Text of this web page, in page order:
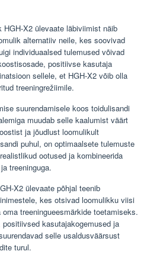
X2 ülevaate läbiviimist näib
alternatiiv neile, kes soovivad
individuaalsed tulemused võivad
positiivse kasutaja
sellele, et HGH-X2 võib olla
treeningrežiimile.
suurendamisele koos toidulisandi
muudab selle kaalumist väärt
ja jõudlust loomulikult
puhul, on optimaalsete tulemuste
ootused ja kombineerida
treeninguga.
X2 ülevaate põhjal teenib
kes otsivad loomulikku viisi
treeningueesmärkide toetamiseks.
kasutajakogemused ja
selle usaldusväärsust
turul.